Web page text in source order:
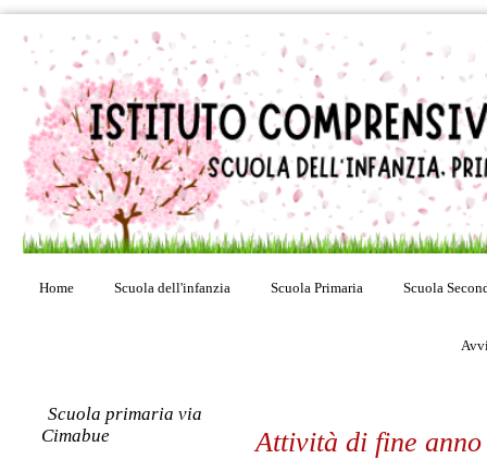
Home Scuola dell'infanzia Scuola Primaria Scuola
Scuola primaria via
Cimabue
Attività di fine